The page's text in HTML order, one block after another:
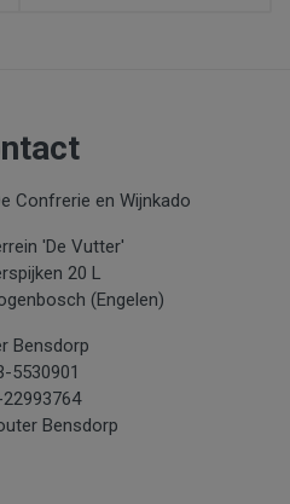
Confrerie en Wijnkado
'De Vutter'
20 L
(Engelen)
Bensdorp
5530901
Bensdorp